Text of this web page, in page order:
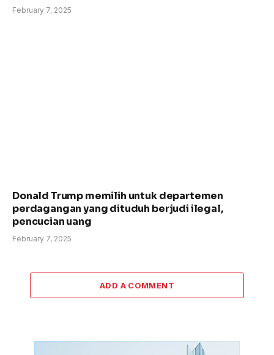
February 7, 2025
Donald Trump memilih untuk departemen
perdagangan yang dituduh berjudi ilegal,
pencucian uang
February 7, 2025
ADD A COMMENT